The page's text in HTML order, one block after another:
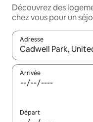
Découvrez des
chez vous pour un
Adresse
Lorsque les résultats
Arrivée
Départ